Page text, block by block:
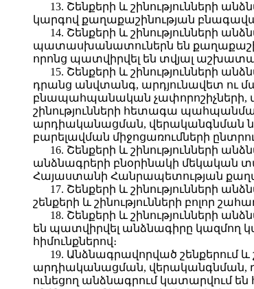
13. Շենքերի և շինությունների
կարգով քաղաքաշինության
14. Շենքերի և
պատասխանատուներն են
որոնց պատվիրվել են տվյալ
15. Շենքերի և շինությունների
դրանց անվտանգ, արդյունավետ ու
բնապահպանական չափորոշիչների,
շինությունների հետագա
արդիականացման, վերականգնման
բարելավման միջոցառումների
16. Շենքերի և շինությունների
անձնագրերի բնօրինակի մեկական
Հայաստանի Հանրապետության
17. Շենքերի և շինությունների
շենքերի և շինությունների բոլոր
18. Շենքերի և շինությունների
են պատվիրվել անձնագիրը կազմող
հիմունքներով։
19. Անձնագրավորված շենքերում
արդիականացման, վերականգնման,
ունեցող անձնագրում կատարվում